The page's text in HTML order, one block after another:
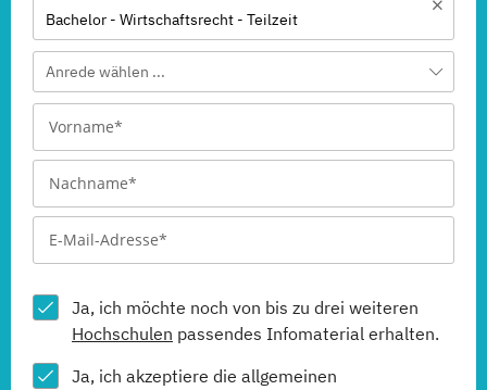
Bachelor - Wirtschaftsrecht - Teilzeit
Anrede wählen ...
Ja, ich möchte noch von bis zu drei weiteren
Hochschulen passendes Infomaterial erhalten.
Ja, ich akzeptiere die allgemeinen